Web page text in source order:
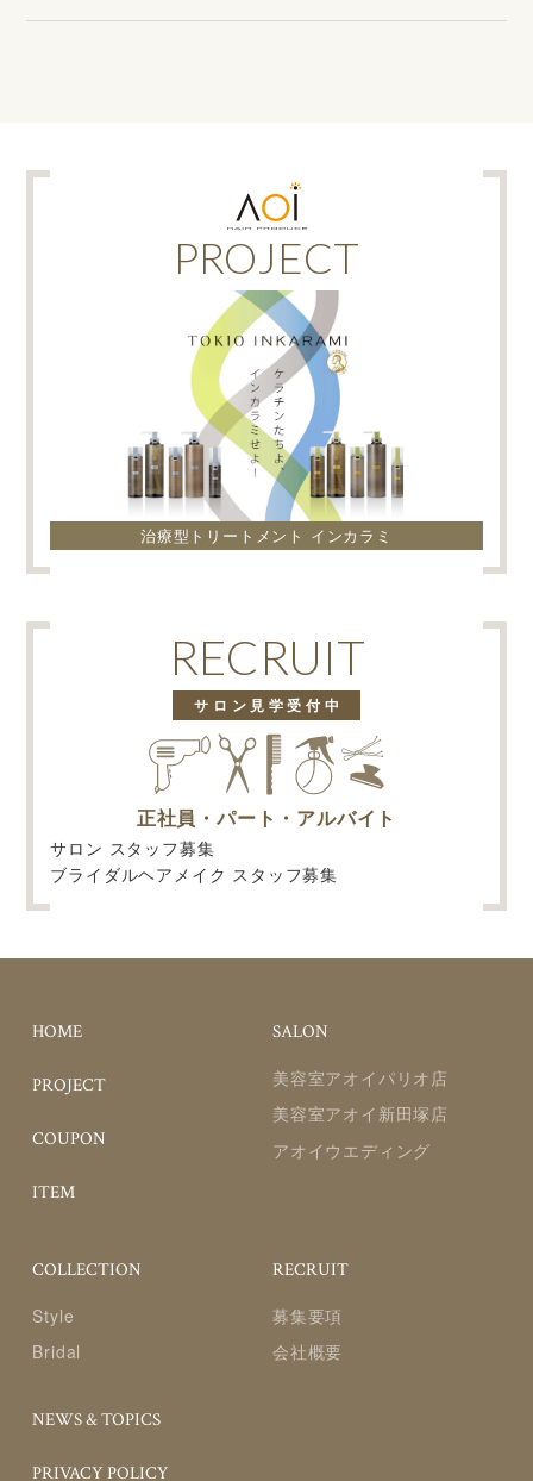
PROJECT
治療型トリートメント インカラミ
RECRUIT
サロン見学受付中
正社員・パート・アルバイト
サロン スタッフ募集
ブライダルヘアメイク スタッフ募集
HOME
PROJECT
COUPON
ITEM
SALON
美容室アオイパリオ店
美容室アオイ新田塚店
アオイウエディング
COLLECTION
Style
Bridal
RECRUIT
募集要項
会社概要
NEWS & TOPICS
PRIVACY POLICY